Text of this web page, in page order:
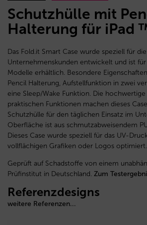
Schutzhülle mit
Halterung für iPad
Das Fold.it Smart Case wurde speziell für
Unternehmenskunden entwickelt und ist
Modelle erhältlich. Besondere
Pencil Halterung, Aufstellfunktion in zwei
eine Sleep/Wake Funktion. Die
praktischen Funktionen machen dieses
Schutzhülle für den täglichen Einsatz im
Oberfläche ist aus schmutzabweisendem
Dieses Case wurde speziell für das UV-
vollflächigen Grafiken oder Logos optimiert.
Geprüft auf Schadstoffe von einem
Prüfinstitut in Deutschland. Zum
Referenzdesigns
weitere Referenzen...